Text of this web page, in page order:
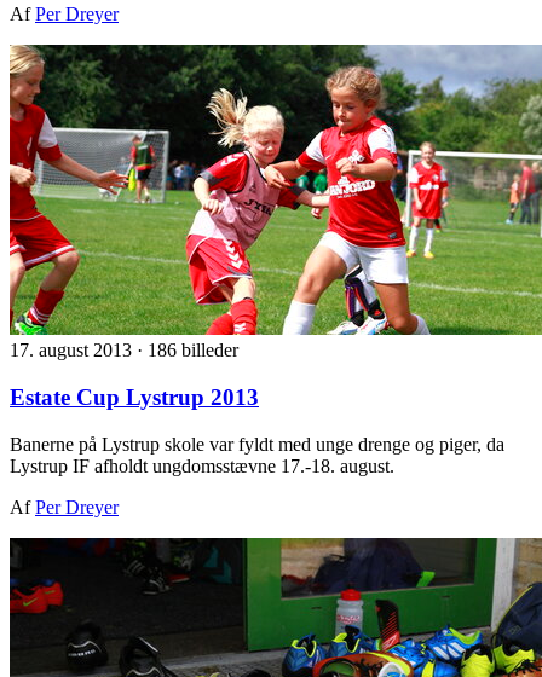
AfPer Dreyer
17. august 2013 · 186 billeder
Estate Cup Lystrup 2013
Banerne på Lystrup skole var fyldt med unge drenge og piger, da
Lystrup IF afholdt ungdomsstævne 17.-18. august.
AfPer Dreyer